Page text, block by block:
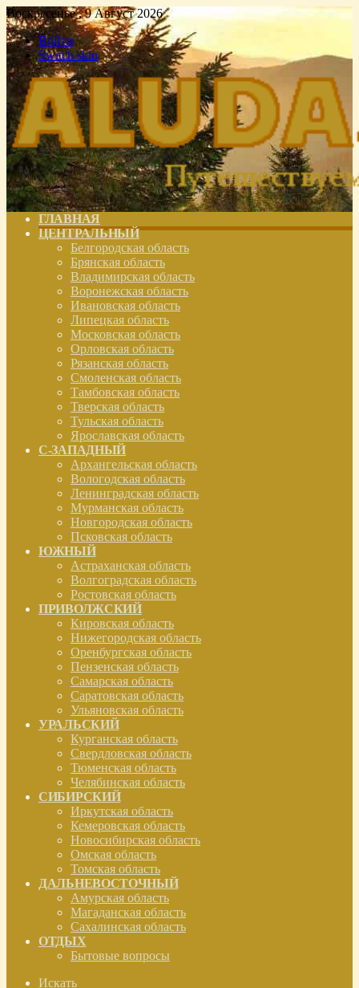
Воскресенье , 9 Август 2026
Войти
Switch skin
ГЛАВНАЯ
ЦЕНТРАЛЬНЫЙ
Белгородская область
Брянская область
Владимирская область
Воронежская область
Ивановская область
Липецкая область
Московская область
Орловская область
Рязанская область
Смоленская область
Тамбовская область
Тверская область
Тульская область
Ярославская область
С-ЗАПАДНЫЙ
Архангельская область
Вологодская область
Ленинградская область
Мурманская область
Новгородская область
Псковская область
ЮЖНЫЙ
Астраханская область
Волгоградская область
Ростовская область
ПРИВОЛЖСКИЙ
Кировская область
Нижегородская область
Оренбургская область
Пензенская область
Самарская область
Саратовская область
Ульяновская область
УРАЛЬСКИЙ
Курганская область
Свердловская область
Тюменская область
Челябинская область
СИБИРСКИЙ
Иркутская область
Кемеровская область
Новосибирская область
Омская область
Томская область
ДАЛЬНЕВОСТОЧНЫЙ
Амурская область
Магаданская область
Сахалинская область
ОТДЫХ
Бытовые вопросы
Искать